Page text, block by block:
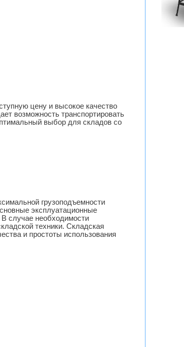
цену и высокое качество
возможность транспортировать
выбор для складов со
грузоподъемности
эксплуатационные
случае необходимости
техники. Складская
и простоты использования